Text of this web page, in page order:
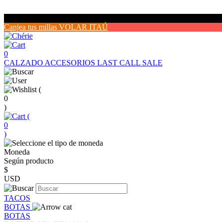
Canjea tus millas VOLAR ITAÚ
0
CALZADO ACCESORIOS LAST CALL SALE
(
0
)
(
0
)
Moneda
Según producto
$
USD
TACOS
BOTAS
BOTAS